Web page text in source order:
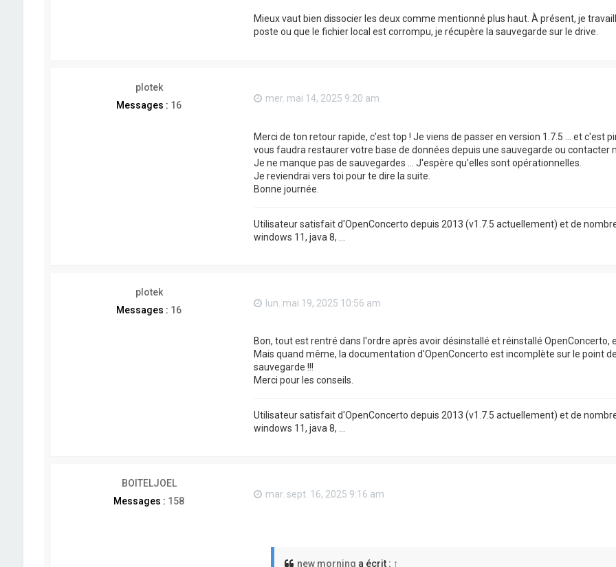
Mieux vaut bien dissocier les deux comme mentionné plus haut. À présent, je
poste ou que le fichier local est corrompu, je récupère la sauvegarde sur le drive.
plotek
Messages : 16
mer. mai 14, 2025 9:20 am
Merci de ton retour rapide, c'est top ! Je viens de passer en version 1.7.5 ... et c'est
vous faudra restaurer votre base de données depuis une sauvegarde ou contacter
Je ne manque pas de sauvegardes ... J'espère qu'elles sont opérationnelles.
Je reviendrai vers toi pour te dire la suite.
Bonne journée.
Utilisateur satisfait d'OpenConcerto depuis 2013 (v1.7.5 actuellement) et de
windows 11, java 8, ...
plotek
Messages : 16
lun. mai 19, 2025 10:56 am
Bon, tout est rentré dans l'ordre après avoir désinstallé et réinstallé
Mais quand même, la documentation d'OpenConcerto est incomplète sur le point
sauvegarde !!!
Merci pour les conseils.
Utilisateur satisfait d'OpenConcerto depuis 2013 (v1.7.5 actuellement) et de
windows 11, java 8, ...
BOITELJOEL
Messages : 158
mar. sept. 16, 2025 9:16 am
new morning a écrit : ↑